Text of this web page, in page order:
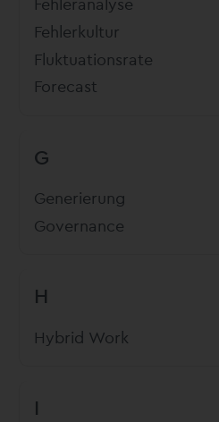
Fehlerkultur
Fluktuationsrate
Forecast
G
Generierung
Governance
H
Hybrid Work
I